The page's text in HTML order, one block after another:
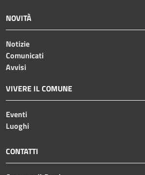
NOVITÀ
Notizie
Comunicati
Avvisi
VIVERE IL COMUNE
Eventi
Luoghi
CONTATTI